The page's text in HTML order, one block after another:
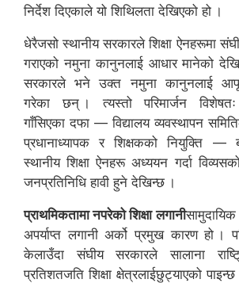
निर्देश दिएकाले यो शिथिलता देखिएको हो ।
धेरैजसो स्थानीय सरकारले शिक्षा ऐनहरूमा
गराएको नमुना कानुनलाई आधार मानेको
सरकारले भने उक्त नमुना कानुनलाई
गरेका छन् । त्यस्तो परिमार्जन
गाँसिएका दफा — विद्यालय व्यवस्थापन
प्रधानाध्यापक र शिक्षकको नियुक्ति —
स्थानीय शिक्षा ऐनहरू अध्ययन गर्दा
जनप्रतिनिधि हावी हुने देखिन्छ ।
प्राथमिकतामा नपरेको शिक्षा लगानीसामुदायिक
अपर्याप्त लगानी अर्को प्रमुख कारण हो ।
केलाउँदा संघीय सरकारले सालाना
प्रतिशतजति शिक्षा क्षेत्रलाईछुट्याएको